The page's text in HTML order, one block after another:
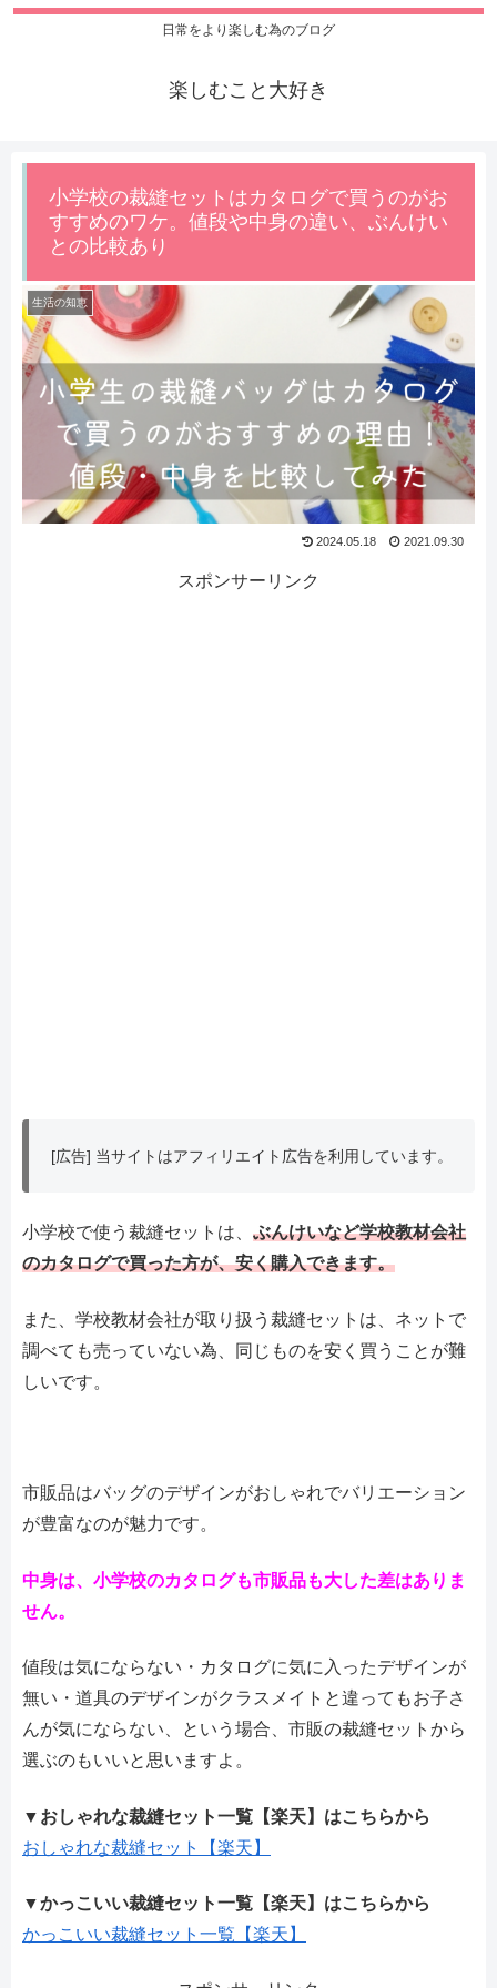
日常をより楽しむ為のブログ
楽しむこと大好き
小学校の裁縫セットはカタログで買うのがお
すすめのワケ。値段や中身の違い、ぶんけい
との比較あり
生活の知恵
2024.05.18 2021.09.30
スポンサーリンク
[広告] 当サイトはアフィリエイト広告を利用しています。
小学校で使う裁縫セットは、 ぶんけいなど学校教材会社
のカタログで買った方が、安く購入できます。
また、学校教材会社が取り扱う裁縫セットは、ネットで
調べても売っていない為、同じものを安く買うことが難
しいです。
市販品はバッグのデザインがおしゃれでバリエーション
が豊富なのが魅力です。
中身は、小学校のカタログも市販品も大した差はありま
せん。
値段は気にならない・カタログに気に入ったデザインが
無い・道具のデザインがクラスメイトと違ってもお子さ
んが気にならない、という場合、市販の裁縫セットから
選ぶのもいいと思いますよ。
▼ おしゃれな裁縫セット一覧【楽天】はこちらから
おしゃれな裁縫セット【楽天】
▼かっこいい裁縫セット一覧【楽天】はこちらから
かっこいい裁縫セット一覧【楽天】